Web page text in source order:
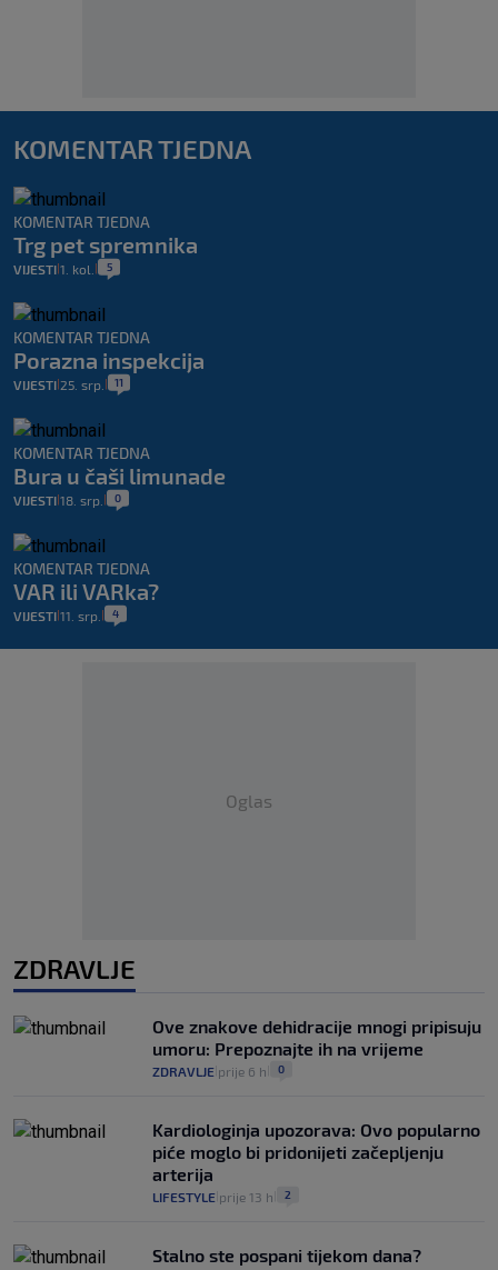
KOMENTAR TJEDNA
KOMENTAR TJEDNA
Trg pet spremnika
VIJESTI 1. kol. 5
KOMENTAR TJEDNA
Porazna inspekcija
VIJESTI 25. srp. 11
KOMENTAR TJEDNA
Bura u čaši limunade
VIJESTI 18. srp. 0
KOMENTAR TJEDNA
VAR ili VARka?
VIJESTI 11. srp. 4
Oglas
ZDRAVLJE
Ove znakove dehidracije mnogi pripisuju
umoru: Prepoznajte ih na vrijeme
ZDRAVLJE prije 6 h 0
Kardiologinja upozorava: Ovo popularno
piće moglo bi pridonijeti začepljenju
arterija
LIFESTYLE prije 13 h 2
Stalno ste pospani tijekom dana?